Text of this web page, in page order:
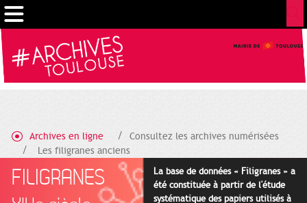
Archives en ligne
Consultez les archives numérisées
Les filigranes anciens
FILIGRANES
La base de données « Filigranes » a
été constituée à partir de l'étude
systématique des papiers utilisés à
Cookies management panel